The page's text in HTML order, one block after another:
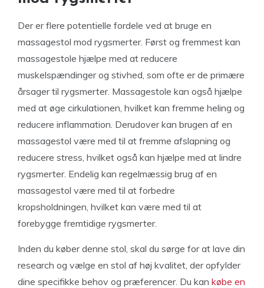
Der er flere potentielle fordele ved at bruge en
massagestol mod rygsmerter. Først og fremmest kan
massagestole hjælpe med at reducere
muskelspændinger og stivhed, som ofte er de primære
årsager til rygsmerter. Massagestole kan også hjælpe
med at øge cirkulationen, hvilket kan fremme heling og
reducere inflammation. Derudover kan brugen af en
massagestol være med til at fremme afslapning og
reducere stress, hvilket også kan hjælpe med at lindre
rygsmerter. Endelig kan regelmæssig brug af en
massagestol være med til at forbedre
kropsholdningen, hvilket kan være med til at
forebygge fremtidige rygsmerter.
Inden du køber denne stol, skal du sørge for at lave din
research og vælge en stol af høj kvalitet, der opfylder
dine specifikke behov og præferencer. Du kan købe en